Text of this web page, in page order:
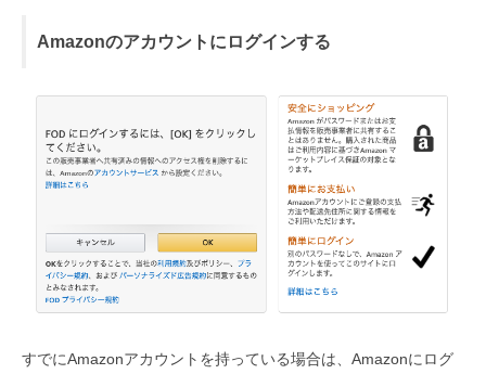
Amazonのアカウントにログインする
すでにAmazonアカウントを持っている場合は、Amazonにログ